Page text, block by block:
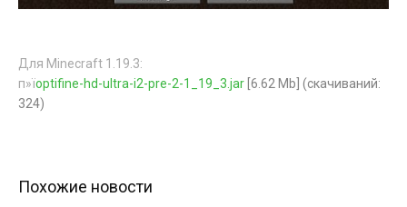
Для Minecraft 1.19.3:
п»їoptifine-hd-ultra-i2-pre-2-1_19_3.jar [6.62 Mb] (cкачиваний:
324)
Похожие новости